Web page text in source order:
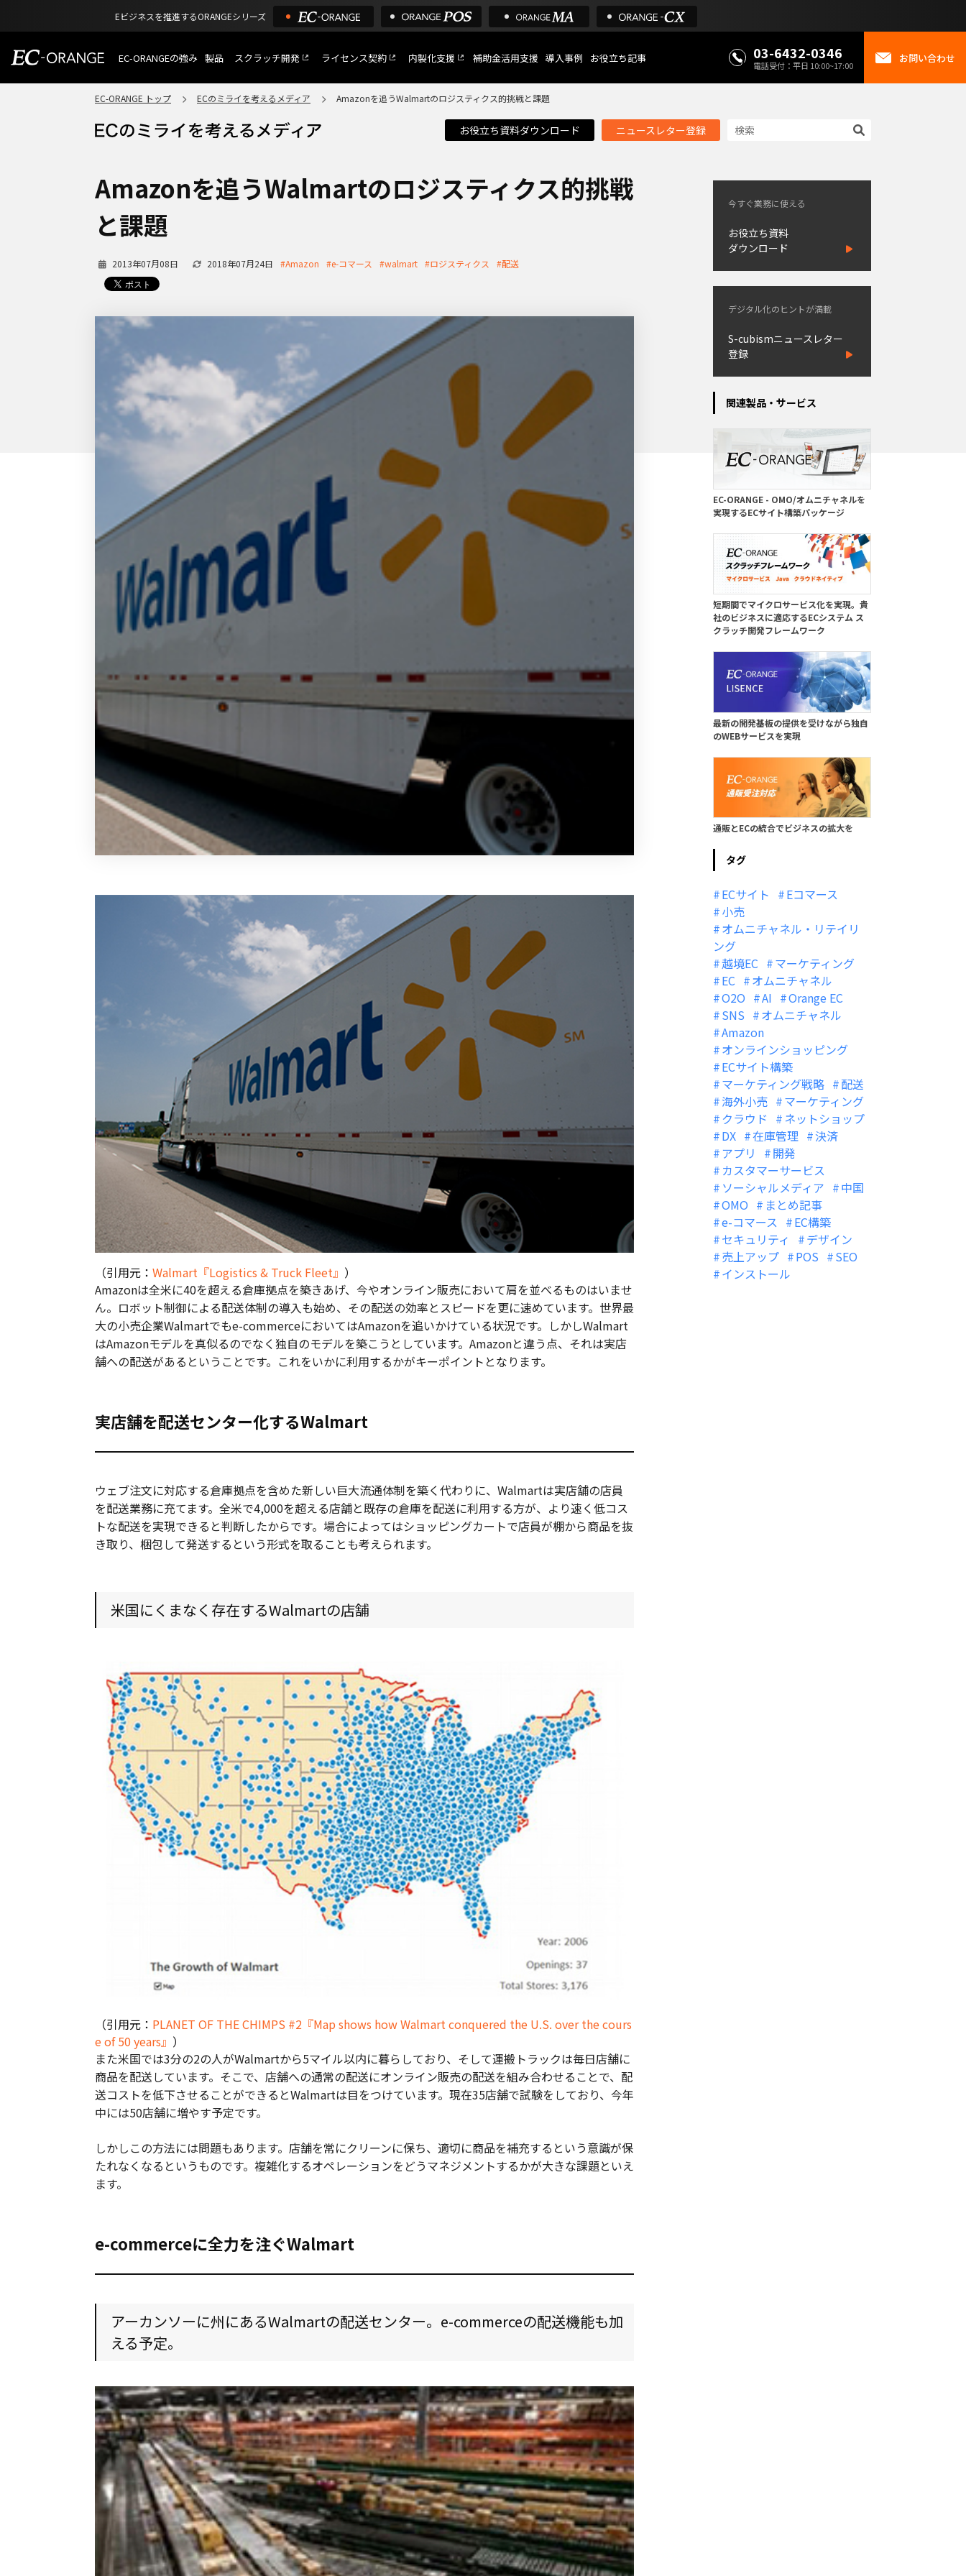
Eビジネスを推進するORANGEシリーズ
EC-ORANGEの強み
選ばれる理由
ECサイトのリプレイス
機能一覧
外部サービス連携
インフラ環境・サポート
製品
特長
ショッピングモール型 EC
通販受注対応
ECと通販の連動を可能に
スクラッチ開発 ライセンス契約 内製化支援 補助金活用支援 導入事例 お役立ち記事 03-6432-0346
電話受付：平日 10:00~17:00
お問い合わせ
EC-ORANGE トップ ECのミライを考えるメディア Amazonを追うWalmartのロジスティクス的挑戦と課題
お役立ち資料ダウンロード ニュースレター登録
Amazonを追うWalmartのロジスティクス的挑戦
と課題
2013年07月08日 2018年07月24日 #Amazon #e-コマース #walmart #ロジスティクス #配送
（引用元： Walmart『Logistics & Truck Fleet』 ）
Amazonは全米に40を超える倉庫拠点を築きあげ、今やオンライン販売において肩を並べるものはいませ
ん。ロボット制御による配送体制の導入も始め、その配送の効率とスピードを更に速めています。世界最
大の小売企業Walmartでもe-commerceにおいてはAmazonを追いかけている状況です。しかしWalmart
はAmazonモデルを真似るのでなく独自のモデルを築こうとしています。Amazonと違う点、それは実店
舗への配送があるということです。これをいかに利用するかがキーポイントとなります。
実店舗を配送センター化するWalmart
ウェブ注文に対応する倉庫拠点を含めた新しい巨大流通体制を築く代わりに、Walmartは実店舗の店員
を配送業務に充てます。全米で4,000を超える店舗と既存の倉庫を配送に利用する方が、より速く低コス
トな配送を実現できると判断したからです。場合によってはショッピングカートで店員が棚から商品を抜
き取り、梱包して発送するという形式を取ることも考えられます。
米国にくまなく存在するWalmartの店舗
（引用元： PLANET OF THE CHIMPS #2『Map shows how Walmart conquered the U.S. over the cours
e of 50 years』 ）
また米国では3分の2の人がWalmartから5マイル以内に暮らしており、そして運搬トラックは毎日店舗に
商品を配送しています。そこで、店舗への通常の配送にオンライン販売の配送を組み合わせることで、配
送コストを低下させることができるとWalmartは目をつけています。現在35店舗で試験をしており、今年
中には50店舗に増やす予定です。
しかしこの方法には問題もあります。店舗を常にクリーンに保ち、適切に商品を補充するという意識が保
たれなくなるというものです。複雑化するオペレーションをどうマネジメントするかが大きな課題といえ
ます。
e-commerceに全力を注ぐWalmart
アーカンソーに州にあるWalmartの配送センター。e-commerceの配送機能も加
える予定。
今すぐ業務に使える
お役立ち資料
ダウンロード
デジタル化のヒントが満載
S-cubismニュースレター
登録
関連製品・サービス
EC-ORANGE - OMO/オムニチャネルを
実現するECサイト構築パッケージ
短期間でマイクロサービス化を実現。貴
社のビジネスに適応するECシステム ス
クラッチ開発フレームワーク
最新の開発基板の提供を受けながら独自
のWEBサービスを実現
通販とECの統合でビジネスの拡大を
タグ
ECサイト
Eコマース
小売
オムニチャネル・リテイリ
ング
越境EC
マーケティング
EC
オムニチャネル
O2O
AI
Orange EC
SNS
オムニチャネル
Amazon
オンラインショッピング
ECサイト構築
マーケティング戦略
配送
海外小売
マーケティング
クラウド
ネットショップ
DX
在庫管理
決済
アプリ
開発
カスタマーサービス
ソーシャルメディア
中国
OMO
まとめ記事
e-コマース
EC構築
セキュリティ
デザイン
売上アップ
POS
SEO
インストール